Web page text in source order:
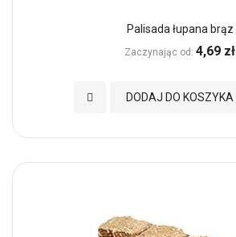
Palisada łupana brąz
Zaczynając od 4,69 zł
DODAJ DO KOSZYKA
Dodaj do Ulubionych